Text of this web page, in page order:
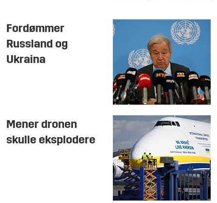
Fordømmer
Russland og
Ukraina
Mener dronen
skulle eksplodere